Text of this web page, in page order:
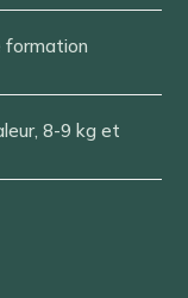
formation
8-9 kg et